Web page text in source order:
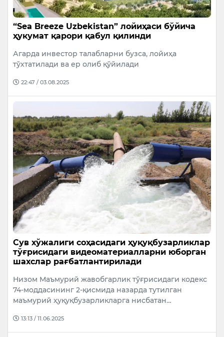
“Sea Breeze Uzbekistan” лойиҳаси бўйича
ҳукумат қарори қабул қилинди
Агарда инвестор талабларни бузса, лойиҳа
тўхтатилади ва ер олиб қўйилади
22:47 / 03.08.2025
Сув хўжалиги соҳасидаги ҳуқуқбузарликлар
тўғрисидаги видеоматериалларни юборган
шахслар рағбатлантирилади
Низом Маъмурий жавобгарлик тўғрисидаги кодекс
74-моддасининг 2-қисмида назарда тутилган
маъмурий ҳуқуқбузарликларга нисбатан…
13:13 / 11.06.2025